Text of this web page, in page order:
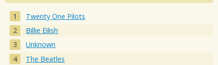
Twenty One Pilots
Billie Eilish
Unknown
The Beatles